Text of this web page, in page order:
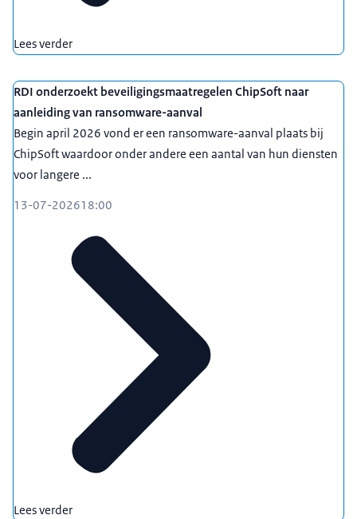
Lees verder
RDI onderzoekt beveiligingsmaatregelen ChipSoft naar
aanleiding van ransomware-aanval
Begin april 2026 vond er een ransomware-aanval plaats bij
ChipSoft waardoor onder andere een aantal van hun diensten
voor langere ...
13-07-202618:00
Lees verder